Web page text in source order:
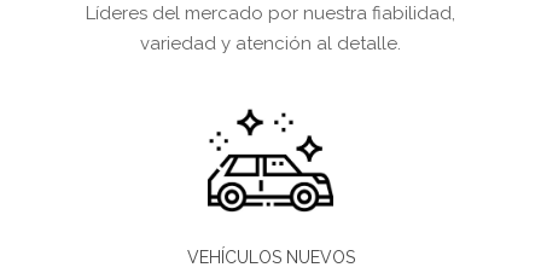
Líderes del mercado por nuestra fiabilidad,
variedad y atención al detalle.
VEHÍCULOS NUEVOS